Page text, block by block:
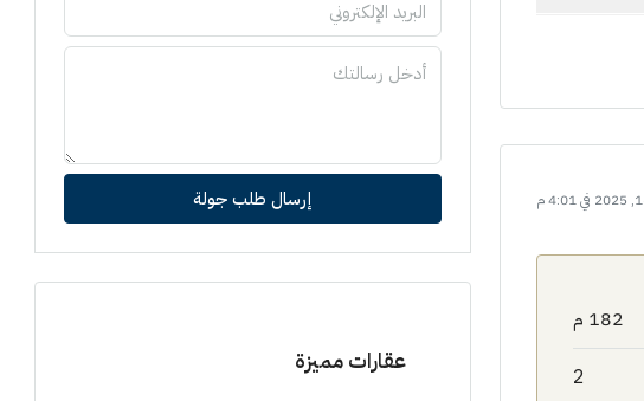
182 م
2
إرسال طلب جولة
عقارات مميزة